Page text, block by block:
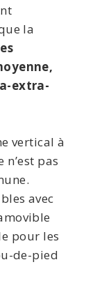
la
extra-
vertical à
pas
avec
pour les
de-pied